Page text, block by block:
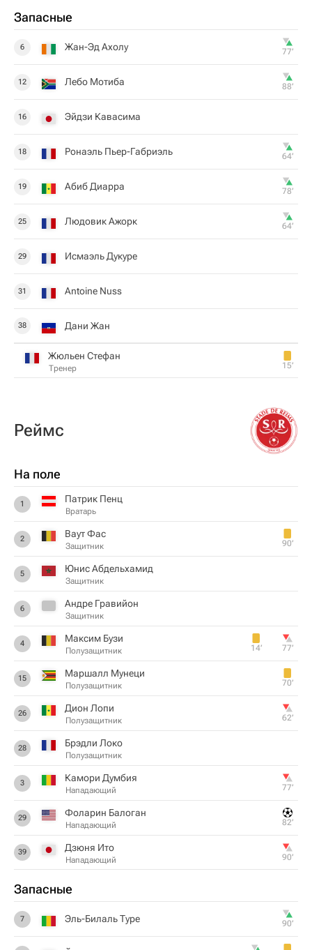
Запасные
6 Жан-Эд Ахолу 77‎’‎
12 Лебо Мотиба 88‎’‎
16 Эйдзи Кавасима
18 Ронаэль Пьер-Габриэль 64‎’‎
19 Абиб Диарра 78‎’‎
25 Людовик Ажорк 64‎’‎
29 Исмаэль Дукуре
31 Antoine Nuss
38 Дани Жан
Жюльен Стефан
Тренер 15‎’‎
Реймс
На поле
1 Патрик Пенц
Вратарь
2 Ваут Фас
Защитник 90‎’‎
5 Юнис Абдельхамид
Защитник
6 Андре Гравийон
Защитник
4 Максим Бузи
Полузащитник 14‎’‎ 77‎’‎
15 Маршалл Мунеци
Полузащитник 70‎’‎
26 Дион Лопи
Полузащитник 62‎’‎
28 Брэдли Локо
Полузащитник
3 Камори Думбия
Нападающий 77‎’‎
29 Фоларин Балоган
Нападающий 82‎’‎
39 Дзюня Ито
Нападающий 90‎’‎
Запасные
7 Эль-Билаль Туре 90‎’‎